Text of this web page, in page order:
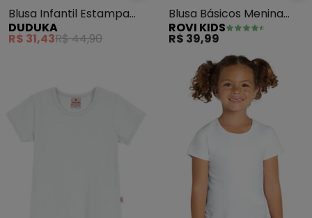
Blusa Infantil Estampa
Laço (Branco)
DUDUKA
R$ 31,43R$ 44,90
Blusa Básicos Menina
(Branco)
ROVI KIDS
R$ 39,99